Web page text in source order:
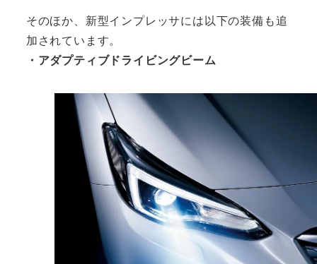
そのほか、新型インプレッサには以下の装備も追
加されています。
・アダプティブドライビングビーム